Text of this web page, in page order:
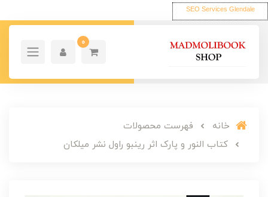
SEO Services Glendale
0
خانه
فهرست محصولات
کتاب النور و پارک اثر رینبو راول نشر میلکان